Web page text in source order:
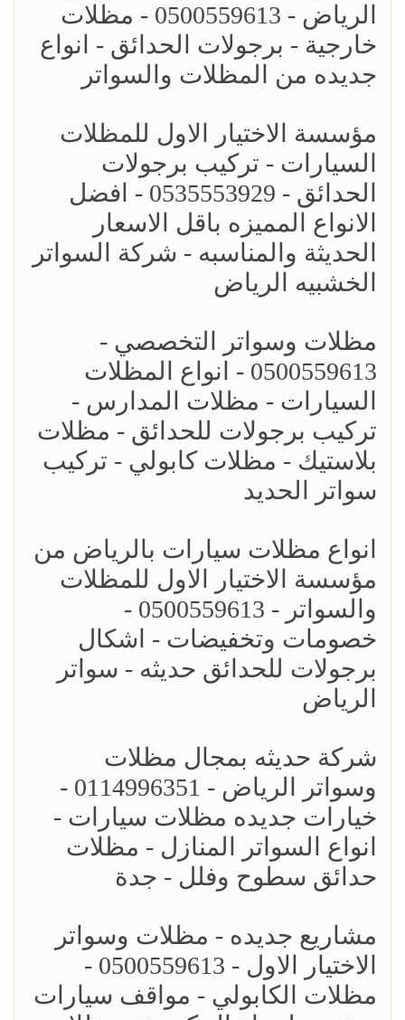
الرياض - 0500559613 - مظلات
خارجية - برجولات الحدائق - انواع
جديده من المظلات والسواتر
مؤسسة الاختيار الاول للمظلات
السيارات - تركيب برجولات
الحدائق - 0535553929 - افضل
الانواع المميزه باقل الاسعار
الحديثة والمناسبه - شركة السواتر
الخشبيه الرياض
مظلات وسواتر التخصصي -
0500559613 - انواع المظلات
السيارات - مظلات المدارس -
تركيب برجولات للحدائق - مظلات
بلاستيك - مظلات كابولي - تركيب
سواتر الحديد
انواع مظلات سيارات بالرياض من
مؤسسة الاختيار الاول للمظلات
والسواتر - 0500559613 -
خصومات وتخفيضات - اشكال
برجولات للحدائق حديثه - سواتر
الرياض
شركة حديثه بمجال مظلات
وسواتر الرياض - 0114996351 -
خيارات جديده مظلات سيارات -
انواع السواتر المنازل - مظلات
حدائق سطوح وفلل - جدة
مشاريع جديده - مظلات وسواتر
الاختيار الاول - 0500559613 -
مظلات الكابولي - مواقف سيارات